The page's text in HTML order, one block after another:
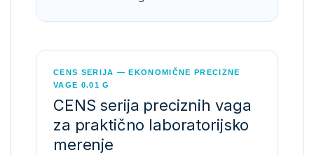
CENS SERIJA — EKONOMIČNE PRECIZNE
VAGE 0.01 G
CENS serija preciznih vaga
za praktično laboratorijsko
merenje